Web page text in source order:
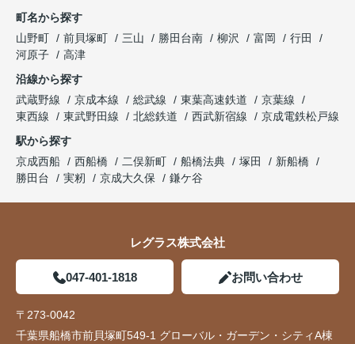
町名から探す
山野町
前貝塚町 三山 勝田台南 柳沢 富岡
行田
河原子
高津
沿線から探す
武蔵野線
京成本線 総武線 東葉高速鉄道
京葉線
東西線
東武野田線 北総鉄道 西武新宿線
京成電鉄松戸線
駅から探す
京成西船
西船橋 二俣新町 船橋法典 塚田
新船橋
勝田台
実籾 京成大久保 鎌ケ谷
レグラス株式会社
047-401-1818 お問い合わせ
〒273-0042
千葉県船橋市前貝塚町549-1 グローバル・ガーデン・シティA棟